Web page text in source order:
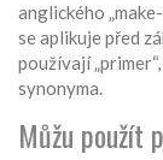
anglického
se aplikuje před
používají
synonyma.
Můžu použít